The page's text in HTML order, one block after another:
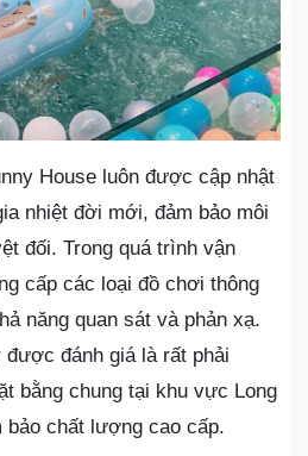
House luôn được cập nhật
nhiệt đời mới, đảm bảo môi
đối. Trong quá trình vận
cấp các loại đồ chơi thông
năng quan sát và phản xạ.
đánh giá là rất phải
bằng chung tại khu vực Long
bảo chất lượng cao cấp.